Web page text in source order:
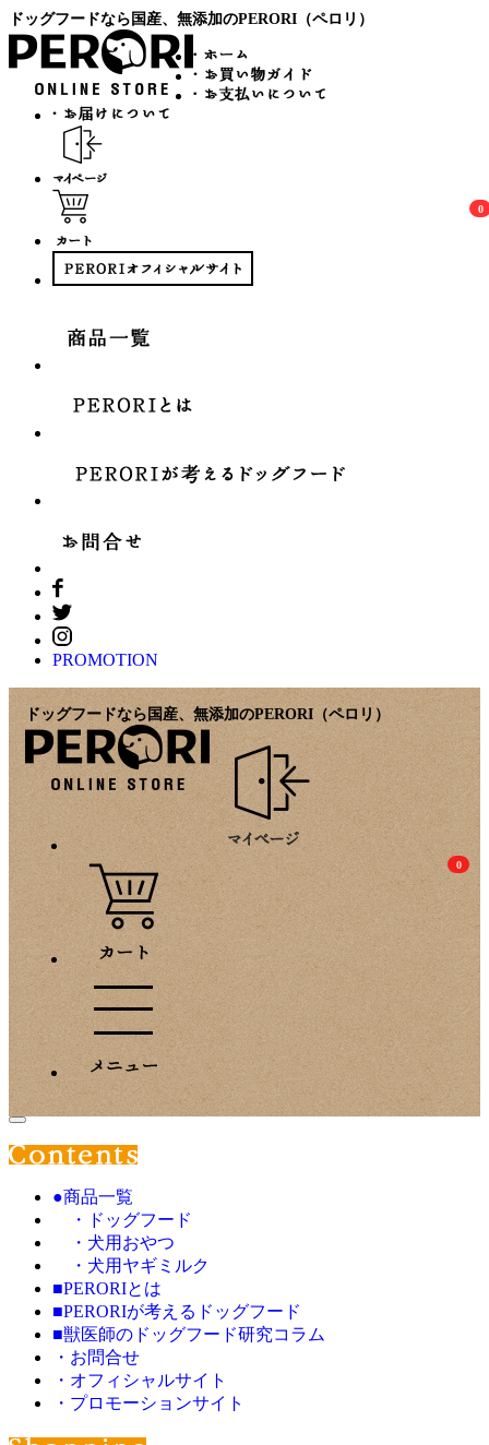
ドッグフードなら国産、無添加のPERORI（ペロリ）
0
PROMOTION
ドッグフードなら国産、無添加のPERORI（ペロリ）
0
●商品一覧
・ドッグフード
・犬用おやつ
・犬用ヤギミルク
■PERORIとは
■PERORIが考えるドッグフード
■獣医師のドッグフード研究コラム
・お問合せ
・オフィシャルサイト
・プロモーションサイト